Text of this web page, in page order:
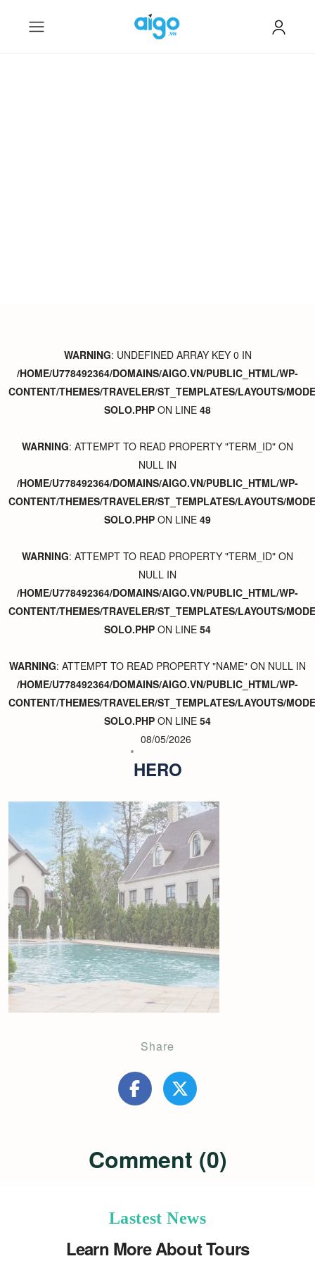
WARNING: UNDEFINED ARRAY KEY 0 IN
/HOME/U778492364/DOMAINS/AIGO.VN/PUBLIC_HTML/WP-
CONTENT/THEMES/TRAVELER/ST_TEMPLATES/LAYOUTS/
SOLO.PHP ON LINE 48
WARNING: ATTEMPT TO READ PROPERTY "TERM_ID" ON
NULL IN
/HOME/U778492364/DOMAINS/AIGO.VN/PUBLIC_HTML/WP-
CONTENT/THEMES/TRAVELER/ST_TEMPLATES/LAYOUTS/
SOLO.PHP ON LINE 49
WARNING: ATTEMPT TO READ PROPERTY "TERM_ID" ON
NULL IN
/HOME/U778492364/DOMAINS/AIGO.VN/PUBLIC_HTML/WP-
CONTENT/THEMES/TRAVELER/ST_TEMPLATES/LAYOUTS/
SOLO.PHP ON LINE 54
WARNING: ATTEMPT TO READ PROPERTY "NAME" ON NULL IN
/HOME/U778492364/DOMAINS/AIGO.VN/PUBLIC_HTML/WP-
CONTENT/THEMES/TRAVELER/ST_TEMPLATES/LAYOUTS/
SOLO.PHP ON LINE 54
08/05/2026
HERO
Share
Comment (0)
Lastest News
Learn More About Tours